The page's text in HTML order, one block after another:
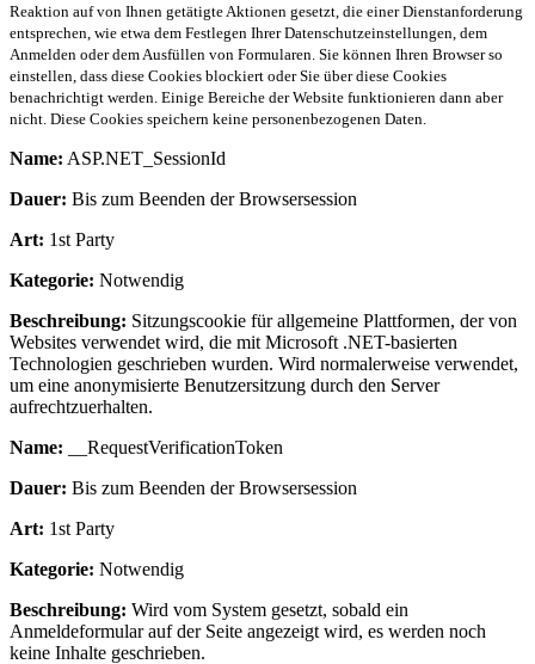
Reaktion auf von Ihnen getätigte Aktionen gesetzt, die einer Dienstanforderung
entsprechen, wie etwa dem Festlegen Ihrer Datenschutzeinstellungen, dem
Anmelden oder dem Ausfüllen von Formularen. Sie können Ihren Browser so
einstellen, dass diese Cookies blockiert oder Sie über diese Cookies
benachrichtigt werden. Einige Bereiche der Website funktionieren dann aber
nicht. Diese Cookies speichern keine personenbezogenen Daten.
Name: ASP.NET_SessionId
Dauer: Bis zum Beenden der Browsersession
Art: 1st Party
Kategorie: Notwendig
Beschreibung: Sitzungscookie für allgemeine Plattformen, der von
Websites verwendet wird, die mit Microsoft .NET-basierten
Technologien geschrieben wurden. Wird normalerweise verwendet,
um eine anonymisierte Benutzersitzung durch den Server
aufrechtzuerhalten.
Name: __RequestVerificationToken
Dauer: Bis zum Beenden der Browsersession
Art: 1st Party
Kategorie: Notwendig
Beschreibung: Wird vom System gesetzt, sobald ein
Anmeldeformular auf der Seite angezeigt wird, es werden noch
keine Inhalte geschrieben.